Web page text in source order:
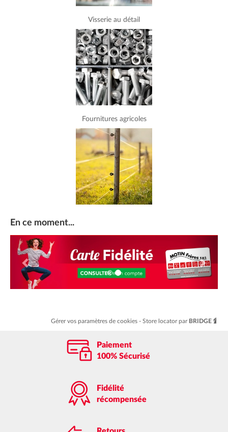
Visserie au détail
Fournitures agricoles
En ce moment...
Précédent
Gérer vos paramètres de cookies Store locator par BRIDGE
Paiement
100% Sécurisé
Fidélité
récompensée